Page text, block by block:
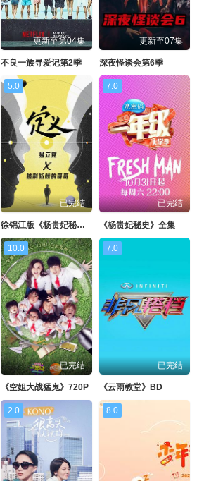
更新至第04集
不良一族寻爱记第2季
更新至07集
深夜怪谈会第6季
5.0
已完结
徐锦江版《杨贵妃秘史》
7.0
已完结
《杨贵妃秘史》全集
10.0
已完结
《空姐大战猛鬼》720P
7.0
已完结
《云雨教堂》BD
2.0 8.0